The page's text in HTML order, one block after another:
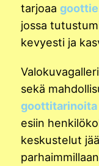
tarjoaa
jossa
kevyesti ja
sekä
goottitarinoita
esiin
keskustelut